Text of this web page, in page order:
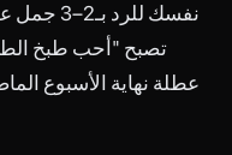
نفسك
تصبح "أحب طبخ
عطلة نهاية الأسبوع